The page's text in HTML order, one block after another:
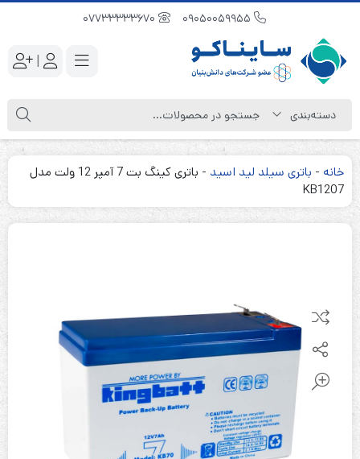
|
خانه - باتری سیلد لید اسید -
باتری کینگ بت 7 آمپر 12 ولت مدل
KB1207